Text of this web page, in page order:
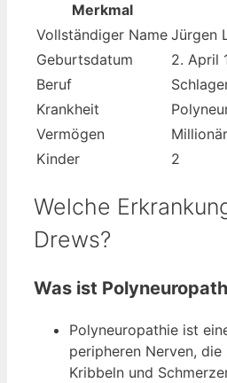
Merkmal
Vollständiger Name Jürgen
Geburtsdatum
2. April
Beruf
Krankheit
Vermögen
Kinder
2
Welche
Drews?
Was ist
Polyneuropathie ist
peripheren Nerven,
Kribbeln und